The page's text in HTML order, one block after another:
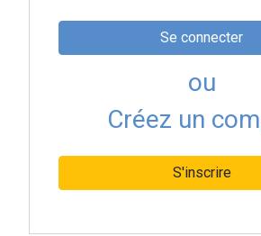
Se connecter
ou
Créez un
S'inscrire